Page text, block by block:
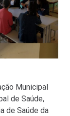
Municipal
de Saúde,
de Saúde da